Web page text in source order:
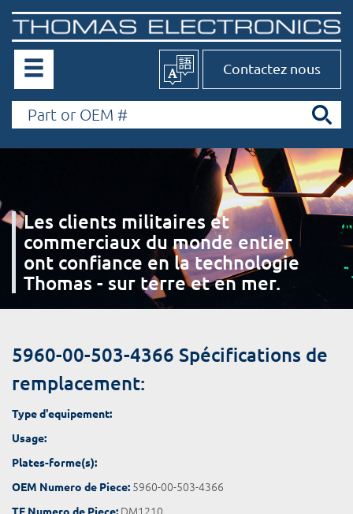
Contactez nous
Les clients militaires et
commerciaux du monde entier
ont confiance en la technologie
Thomas - sur terre et en mer.
5960-00-503-4366 Spécifications de
remplacement:
Type d'equipement:
Usage:
Plates-forme(s):
OEM Numero de Piece: 5960-00-503-4366
TE Numero de Piece: DM1210